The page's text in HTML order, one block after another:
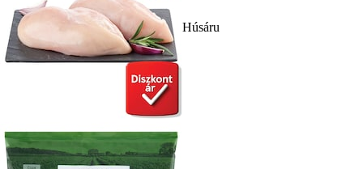
Húsáru